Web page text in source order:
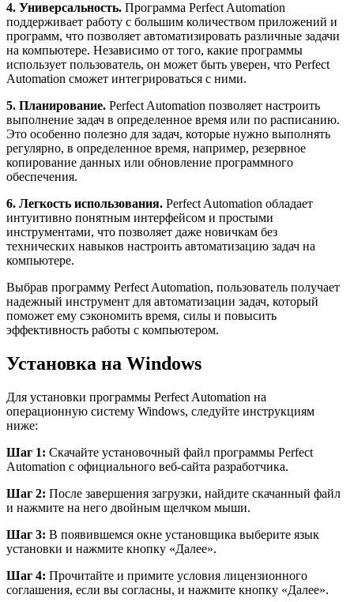
4. Универсальность. Программа Perfect Automation
поддерживает работу с большим количеством приложений и
программ, что позволяет автоматизировать различные задачи
на компьютере. Независимо от того, какие программы
использует пользователь, он может быть уверен, что Perfect
Automation сможет интегрироваться с ними.
5. Планирование. Perfect Automation позволяет настроить
выполнение задач в определенное время или по расписанию.
Это особенно полезно для задач, которые нужно выполнять
регулярно, в определенное время, например, резервное
копирование данных или обновление программного
обеспечения.
6. Легкость использования. Perfect Automation обладает
интуитивно понятным интерфейсом и простыми
инструментами, что позволяет даже новичкам без
технических навыков настроить автоматизацию задач на
компьютере.
Выбрав программу Perfect Automation, пользователь получает
надежный инструмент для автоматизации задач, который
поможет ему сэкономить время, силы и повысить
эффективность работы с компьютером.
Установка на Windows
Для установки программы Perfect Automation на
операционную систему Windows, следуйте инструкциям
ниже:
Шаг 1: Скачайте установочный файл программы Perfect
Automation с официального веб-сайта разработчика.
Шаг 2: После завершения загрузки, найдите скачанный файл
и нажмите на него двойным щелчком мыши.
Шаг 3: В появившемся окне установщика выберите язык
установки и нажмите кнопку «Далее».
Шаг 4: Прочитайте и примите условия лицензионного
соглашения, если вы согласны, и нажмите кнопку «Далее».